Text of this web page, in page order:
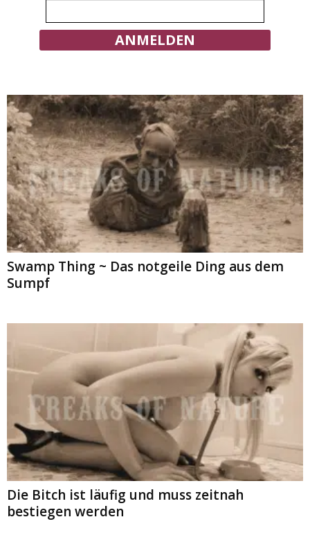
Swamp Thing ~ Das notgeile Ding aus dem
Sumpf
Die Bitch ist läufig und muss zeitnah
bestiegen werden